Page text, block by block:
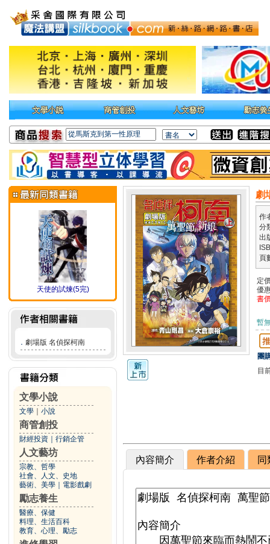
天使的試煉(5完)
． 劇場版 名偵探柯南
文學小說
文學 小說
商管創投
財經投資 行銷企管
人文藝坊
宗教、哲學
社會、人文、史地
藝術、美學
電影戲劇
勵志養生
醫療、保健
料理、生活百科
教育、心理、勵志
劇
作
分
出
頁
定
優
書
暫
團
目
內容簡介 作者介紹 同